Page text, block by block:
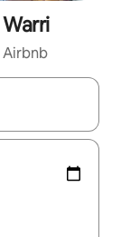
Airbnb
navegar